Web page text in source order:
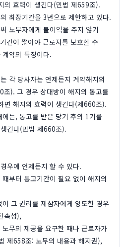
의 효력이 생긴다(민법 제659조).
최장기간을 3년으로 제한하고 있다.
노무자에게 불이익을 주지 않기
간이 짧아야 근로자를 보호할 수
약의 특징이다.
각 당사자는 언제든지 계약해지의
). 그 경우 상대방이 해지의 통고를
면 해지의 효력이 생긴다(제660조).
는, 통고를 받은 당기 후의 1기를
긴다(민법 제660조).
우에 언제든지 할 수 있다.
부터 통고기간이 필요 없이 해지의
그 권리를 제삼자에게 양도한 경우
속성),
무의 제공을 요구한 때나 근로자가
제658조: 노무의 내용과 해지권),